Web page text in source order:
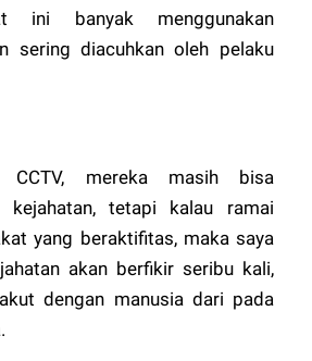
ini banyak menggunakan
sering diacuhkan oleh pelaku
CCTV, mereka masih bisa
kejahatan, tetapi kalau ramai
yang beraktifitas, maka saya
akan berfikir seribu kali,
dengan manusia dari pada